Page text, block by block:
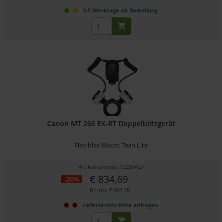
3-5 Werktage ab Bestellung
Canon MT 266 EX-RT Doppelblitzgerät
Flexibles Macro Twin Lite
Artikelnummer: 12280427
-20% € 834,69
Brutto: € 993,28
Liefertermin bitte anfragen